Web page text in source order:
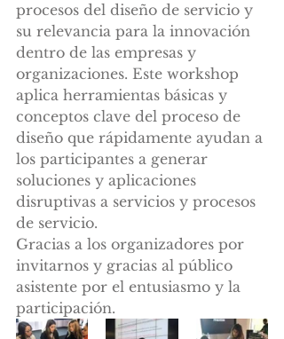
procesos del diseño de servicio y
su relevancia para la innovación
dentro de las empresas y
organizaciones. Este workshop
aplica herramientas básicas y
conceptos clave del proceso de
diseño que rápidamente ayudan a
los participantes a generar
soluciones y aplicaciones
disruptivas a servicios y procesos
de servicio.
Gracias a los organizadores por
invitarnos y gracias al público
asistente por el entusiasmo y la
participación.